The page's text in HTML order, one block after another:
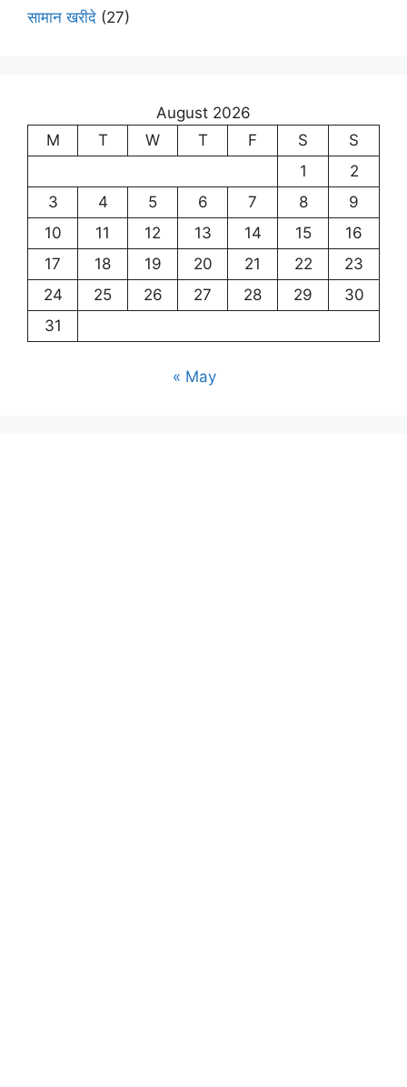
सामान खरीदे (27)
August 2026
M
T W T F S
S
1
2
3
4 5 6 7 8
9
10
11 12 13 14 15
16
17
18 19 20 21 22
23
24
25 26 27 28 29
30
31
« May